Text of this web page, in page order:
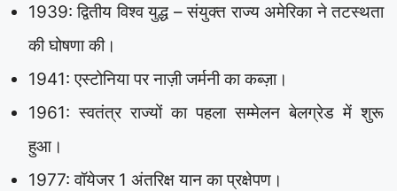
1939: द्वितीय विश्व युद्ध – संयुक्त राज्य अमेरिका ने तटस्थता
की घोषणा की।
1941: एस्टोनिया पर नाज़ी जर्मनी का कब्ज़ा।
1961: स्वतंत्र राज्यों का पहला सम्मेलन बेलग्रेड में शुरू
हुआ।
1977: वॉयेजर 1 अंतरिक्ष यान का प्रक्षेपण।